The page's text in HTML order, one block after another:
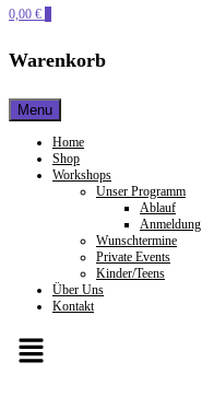
0,00 €
Warenkorb
Menu
Home
Shop
Workshops
Unser Programm
Ablauf
Anmeldung
Wunschtermine
Private Events
Kinder/Teens
Über Uns
Kontakt